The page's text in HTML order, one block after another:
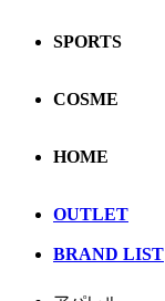
SPORTS
COSME
HOME
OUTLET
BRAND LIST